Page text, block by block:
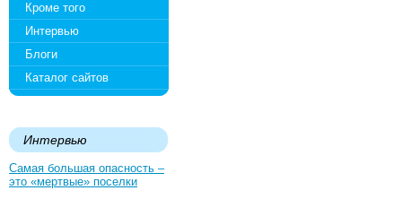
Кроме того
Интервью
Блоги
Каталог сайтов
Интервью
Самая большая опасность –
это «мертвые» поселки